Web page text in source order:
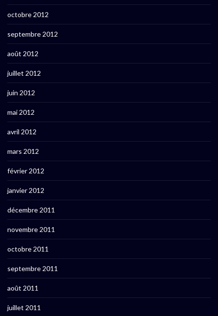
octobre 2012
septembre 2012
août 2012
juillet 2012
juin 2012
mai 2012
avril 2012
mars 2012
février 2012
janvier 2012
décembre 2011
novembre 2011
octobre 2011
septembre 2011
août 2011
juillet 2011